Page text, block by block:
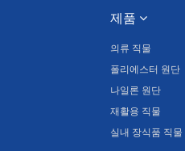
제품
의류 직물
폴리에스터 원단
나일론 원단
재활용 직물
실내 장식품 직물